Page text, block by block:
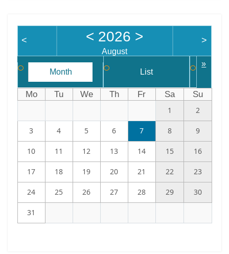
< < 2026 >
August
>
»
Month
List
Mo Tu We Th Fr Sa
Su
1
2
3 4 5 6 7 8 9
10 11 12 13 14 15 16
17 18 19 20 21 22 23
24 25 26 27 28 29 30
31